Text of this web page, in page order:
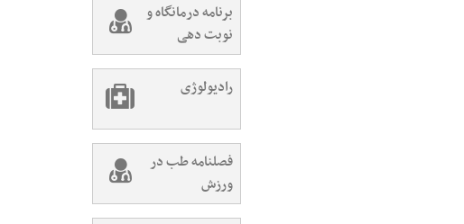
برنامه درمانگاه و
نوبت دهی
رادیولوژی
فصلنامه طب در
ورزش